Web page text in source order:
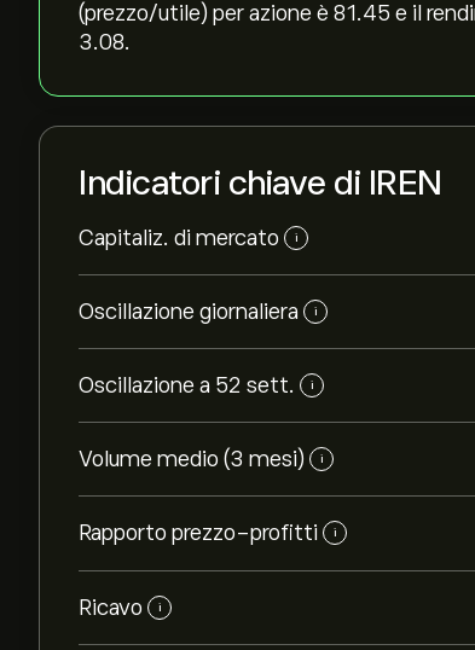
(prezzo/utile) per azione è 81.45 e il
3.08.
Indicatori chiave di IREN
Capitaliz. di mercato i
Oscillazione giornaliera i
Oscillazione a 52 sett. i
Volume medio (3 mesi) i
Rapporto prezzo-profitti i
Ricavo i